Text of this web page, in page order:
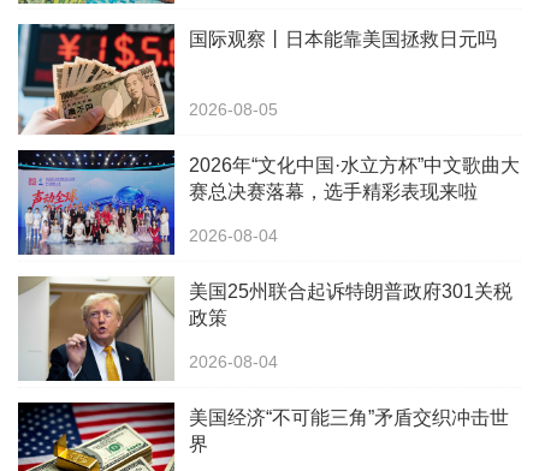
国际观察丨日本能靠美国拯救日元吗
2026-08-05
2026年“文化中国·水立方杯”中文歌曲大
赛总决赛落幕，选手精彩表现来啦
2026-08-04
美国25州联合起诉特朗普政府301关税
政策
2026-08-04
美国经济“不可能三角”矛盾交织冲击世
界